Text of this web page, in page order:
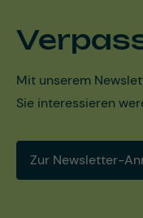
Mit unserem
Sie interessieren
Zur Newsletter-